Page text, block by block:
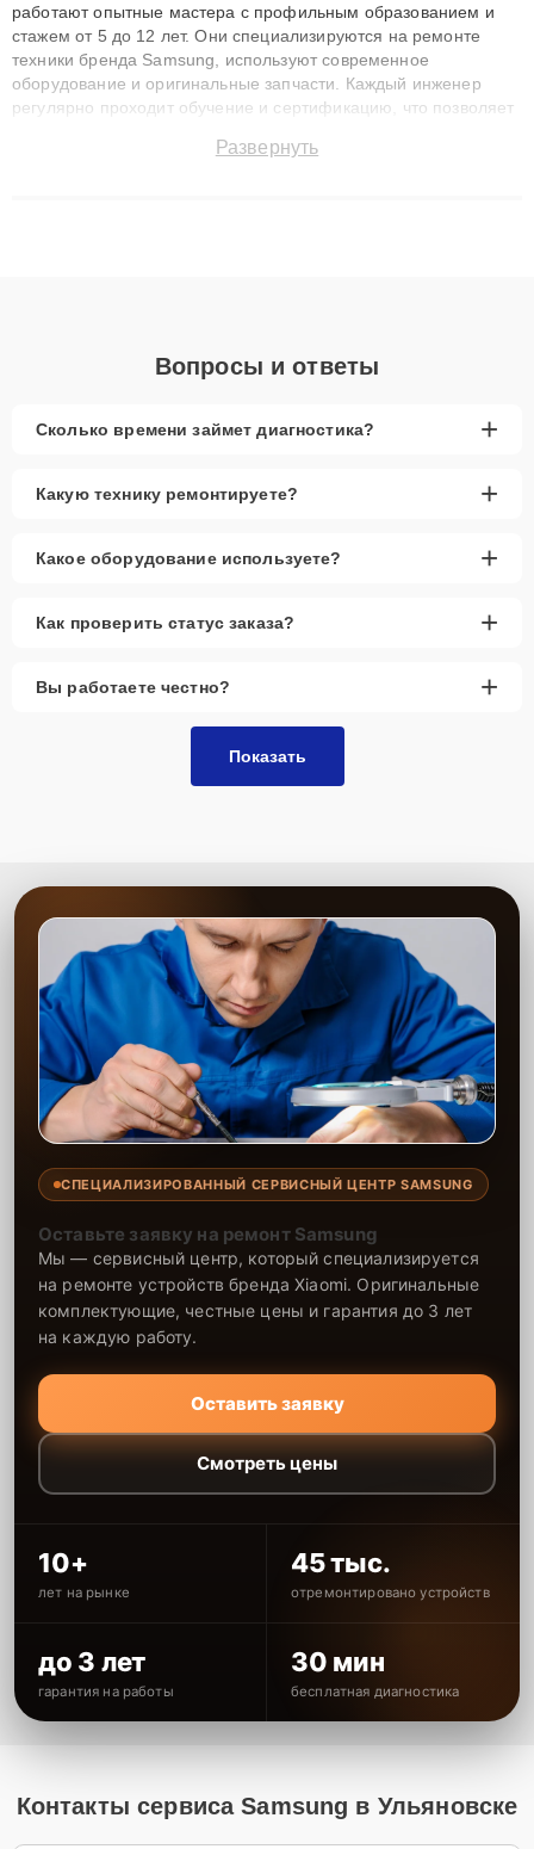
работают опытные мастера с профильным образованием и
стажем от 5 до 12 лет. Они специализируются на ремонте
техники бренда Samsung, используют современное
оборудование и оригинальные запчасти. Каждый инженер
регулярно проходит обучение и сертификацию, что позволяет
технику с сохранением гарантии до 3 лет. Наши мастера
Развернуть
Вопросы и ответы
Сколько времени займет диагностика? +
Какую технику ремонтируете? +
Какое оборудование используете? +
Как проверить статус заказа? +
Вы работаете честно? +
Показать
СПЕЦИАЛИЗИРОВАННЫЙ СЕРВИСНЫЙ ЦЕНТР SAMSUNG
Оставьте заявку на ремонт Samsung
Мы — сервисный центр, который специализируется
на ремонте устройств бренда Xiaomi. Оригинальные
комплектующие, честные цены и гарантия до 3 лет
на каждую работу.
Оставить заявку
Смотреть цены
10+
лет на рынке
45 тыс.
отремонтировано устройств
до 3 лет
гарантия на работы
30 мин
бесплатная диагностика
Контакты сервиса Samsung в Ульяновске